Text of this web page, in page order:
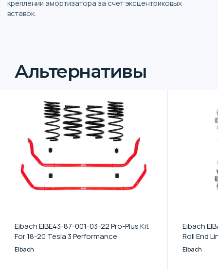
креплении амортизатора за счет эксцентриковых
вставок.
Альтернативы
Eibach EIBE43-87-001-03-22 Pro-Plus Kit
For 18-20 Tesla 3 Performance
Eibach
Eibach
Roll End
Eibach